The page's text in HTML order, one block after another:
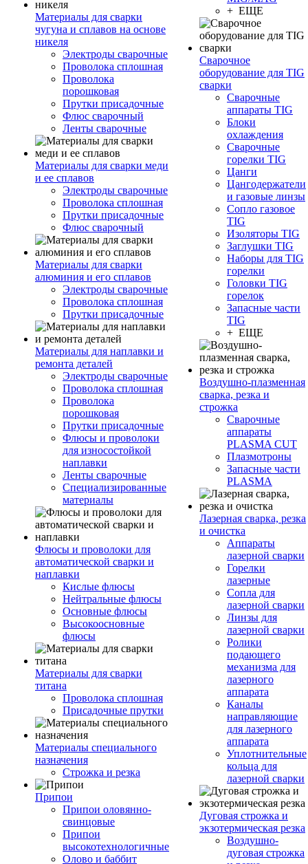
Материалы для сварки
чугуна и сплавов на основе
никеля
Электроды сварочные
Проволока сплошная
Проволока
порошковая
Прутки присадочные
Флюс сварочный
Ленты сварочные
Материалы для сварки меди
и ее сплавов
Электроды сварочные
Проволока сплошная
Прутки присадочные
Флюс сварочный
Материалы для сварки
алюминия и его сплавов
Электроды сварочные
Проволока сплошная
Прутки присадочные
Материалы для наплавки и
ремонта деталей
Электроды сварочные
Проволока сплошная
Проволока
порошковая
Прутки присадочные
Флюсы и проволоки
для износостойкой
наплавки
Ленты сварочные
Специализированные
материалы
Флюсы и проволоки для
автоматической сварки и
наплавки
Кислые флюсы
Нейтральные флюсы
Основные флюсы
Высокоосновные
флюсы
Материалы для сварки
титана
Проволока сплошная
Присадочные прутки
Материалы специального
назначения
Строжка и резка
Припои
Припои оловянно-
свинцовые
Припои
высокотехнологичные
Олово и баббит
+ ЕЩЕ
Сварочное
оборудование для TIG
сварки
Сварочные
аппараты TIG
Блоки
охлаждения
Сварочные
горелки TIG
Цанги
Цангодержатели
и газовые линзы
Сопло газовое
TIG
Изоляторы TIG
Заглушки TIG
Наборы для TIG
горелки
Головки TIG
горелок
Запасные части
TIG
+ ЕЩЕ
Воздушно-плазменная
сварка, резка и
строжка
Сварочные
аппараты
PLASMA CUT
Плазмотроны
Запасные части
PLASMA
Лазерная сварка, резка
и очистка
Аппараты
лазерной сварки
Горелки
лазерные
Сопла для
лазерной сварки
Линзы для
лазерной сварки
Ролики
подающего
механизма для
лазерного
аппарата
Каналы
направляющие
для лазерного
аппарата
Уплотнительные
кольца для
лазерной сварки
Дуговая строжка и
экзотермическая резка
Воздушно-
дуговая строжка